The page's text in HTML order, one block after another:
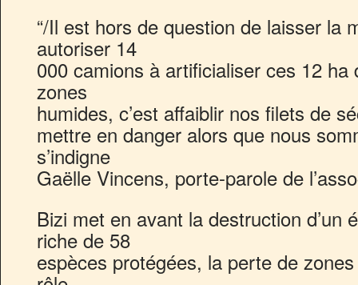
“/Il est hors de question de laisser la
autoriser 14
000 camions à artificialiser ces 12
zones
humides, c’est affaiblir nos filets de
mettre en danger alors que nous
s’indigne
Gaëlle Vincens, porte-parole de
Bizi met en avant la destruction d’un
riche de 58
espèces protégées, la perte de